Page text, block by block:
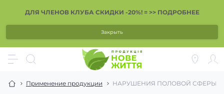
ДЛЯ ЧЛЕНОВ КЛУБА СКИДКИ -20%! = >> ПОДРОБНЕЕ
Закрыть
Применение продукции НАРУШЕНИЯ ПОЛОВОЙ СФЕРЫ